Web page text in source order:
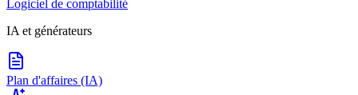
Logiciel de comptabilité
IA et générateurs
Plan d'affaires (IA)